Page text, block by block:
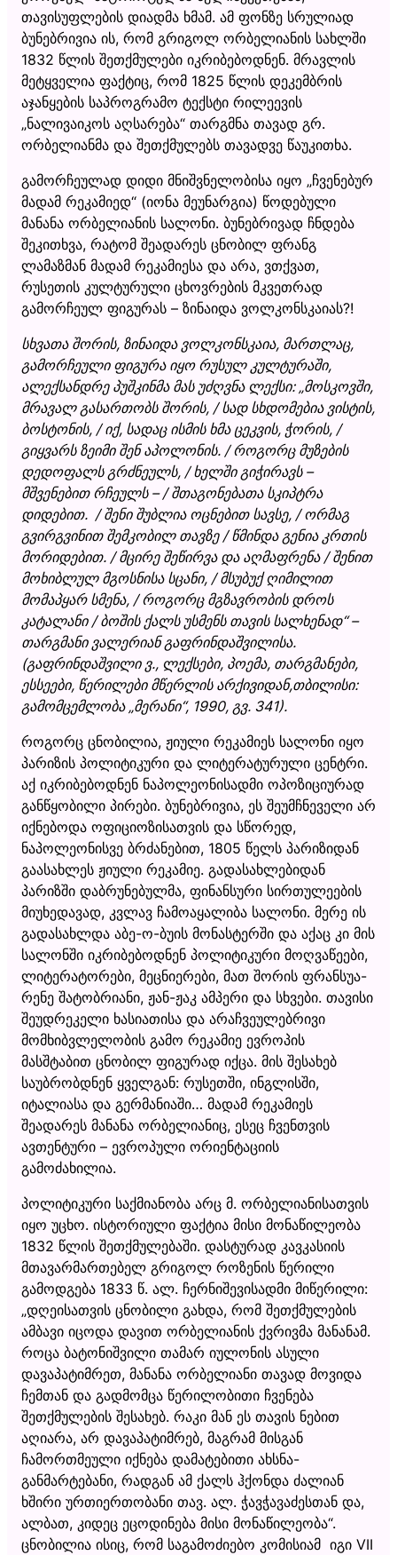
თავისუფლების დიადმა ხმამ. ამ ფონზე სრულიად
ბუნებრივია ის, რომ გრიგოლ ორბელიანის სახლში
1832 წლის შეთქმულები იკრიბებოდნენ. მრავლის
მეტყველია ფაქტიც, რომ 1825 წლის დეკემბრის
აჯანყების საპროგრამო ტექსტი რილეევის
„ნალივაიკოს აღსარება“ თარგმნა თავად გრ.
ორბელიანმა და შეთქმულებს თავადვე წაუკითხა.
გამორჩეულად დიდი მნიშვნელობისა იყო „ჩვენებურ
მადამ რეკამიედ“ (იონა მეუნარგია) წოდებული
მანანა ორბელიანის სალონი. ბუნებრივად ჩნდება
შეკითხვა, რატომ შეადარეს ცნობილ ფრანგ
ლამაზმან მადამ რეკამიესა და არა, ვთქვათ,
რუსეთის კულტურული ცხოვრების მკვეთრად
გამორჩეულ ფიგურას – ზინაიდა ვოლკონსკაიას?!
სხვათა შორის, ზინაიდა ვოლკონსკაია, მართლაც,
გამორჩეული ფიგურა იყო რუსულ კულტურაში,
ალექსანდრე პუშკინმა მას უძღვნა ლექსი: „მოსკოვში,
მრავალ გასართობს შორის, / სად სხდომებია ვისტის,
ბოსტონის, / იქ, სადაც ისმის ხმა ცეკვის, ჭორის, /
გიყვარს ზეიმი შენ აპოლონის. / როგორც მუზების
დედოფალს გრძნეულს, / ხელში გიჭირავს –
მშვენებით რჩეულს – / შთაგონებათა სკიპტრა
დიდებით. / შენი შუბლია ოცნებით სავსე, / ორმაგ
გვირგვინით შემკობილ თავზე / წმინდა გენია კრთის
მორიდებით. / მცირე შეწირვა და აღმაფრენა / შენით
მოხიბლულ მგოსნისა სცანი, / მსუბუქ ღიმილით
მომაპყარ სმენა, / როგორც მგზავრობის დროს
კატალანი / ბოშის ქალს უსმენს თავის სალხენად“ –
თარგმანი ვალერიან გაფრინდაშვილისა.
(გაფრინდაშვილი ვ., ლექსები, პოემა, თარგმანები,
ესსეები, წერილები მწერლის არქივიდან,თბილისი:
გამომცემლობა „მერანი“, 1990, გვ. 341).
როგორც ცნობილია, ჟიული რეკამიეს სალონი იყო
პარიზის პოლიტიკური და ლიტერატურული ცენტრი.
აქ იკრიბებოდნენ ნაპოლეონისადმი ოპოზიციურად
განწყობილი პირები. ბუნებრივია, ეს შეუმჩნეველი არ
იქნებოდა ოფიციოზისათვის და სწორედ,
ნაპოლეონისვე ბრძანებით, 1805 წელს პარიზიდან
გაასახლეს ჟიული რეკამიე. გადასახლებიდან
პარიზში დაბრუნებულმა, ფინანსური სირთულეების
მიუხედავად, კვლავ ჩამოაყალიბა სალონი. მერე ის
გადასახლდა აბე-ო-ბუის მონასტერში და აქაც კი მის
სალონში იკრიბებოდნენ პოლიტიკური მოღვაწეები,
ლიტერატორები, მეცნიერები, მათ შორის ფრანსუა-
რენე შატობრიანი, ჟან-ჟაკ ამპერი და სხვები. თავისი
შეუდრეკელი ხასიათისა და არაჩვეულებრივი
მომხიბვლელობის გამო რეკამიე ევროპის
მასშტაბით ცნობილ ფიგურად იქცა. მის შესახებ
საუბრობდნენ ყველგან: რუსეთში, ინგლისში,
იტალიასა და გერმანიაში… მადამ რეკამიეს
შეადარეს მანანა ორბელიანიც, ესეც ჩვენთვის
ავთენტური – ევროპული ორიენტაციის
გამოძახილია.
პოლიტიკური საქმიანობა არც მ. ორბელიანისათვის
იყო უცხო. ისტორიული ფაქტია მისი მონაწილეობა
1832 წლის შეთქმულებაში. დასტურად კავკასიის
მთავარმართებელ გრიგოლ როზენის წერილი
გამოდგება 1833 წ. ალ. ჩერნიშევისადმი მიწერილი:
„დღეისათვის ცნობილი გახდა, რომ შეთქმულების
ამბავი იცოდა დავით ორბელიანის ქვრივმა მანანამ.
როცა ბატონიშვილი თამარ იულონის ასული
დავაპატიმრეთ, მანანა ორბელიანი თავად მოვიდა
ჩემთან და გადმომცა წერილობითი ჩვენება
შეთქმულების შესახებ. რაკი მან ეს თავის ნებით
აღიარა, არ დავაპატიმრებ, მაგრამ მისგან
ჩამორთმეული იქნება დამატებითი ახსნა-
განმარტებანი, რადგან ამ ქალს ჰქონდა ძალიან
ხშირი ურთიერთობანი თავ. ალ. ჭავჭავაძესთან და,
ალბათ, კიდეც ეცოდინება მისი მონაწილეობა“.
ცნობილია ისიც, რომ საგამოძიებო კომისიამ იგი VII